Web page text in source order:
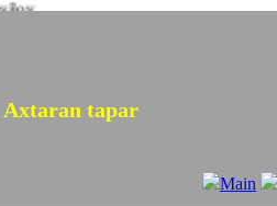
Axtaran tapar
Main